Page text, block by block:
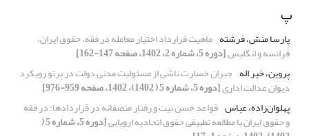
پ
پارسا منش، فرشته ماهیت قرارداد اختیار معامله در فقه، حقوق ایران،
فرانسه و انگلیس[دوره 5، شماره 2، 1402، صفحه 147-162]
پروین، خیر اله جبران خسارت ناشی از مسئولیت مدنی دولت در پرتو رویکرد
دیوان عدالت اداری[دوره 5، شماره 5 ( 1402)، 1402، صفحه 959-976]
پهلوان‌زاده، عباس قواعد حسن نیت و رفتار منصفانه در قراردادها؛ در فقه
و حقوق ایران با مطالعه تطبیقی حقوق اتحادیه اروپایی [دوره 5، شماره 5 (